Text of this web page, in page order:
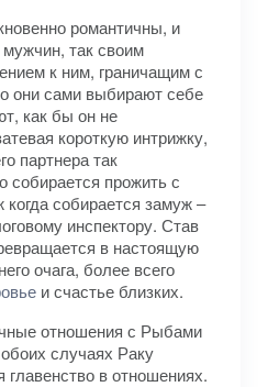
романтичны, и
так своим
к ним, граничащим с
они сами выбирают себе
как бы он не
короткую интрижку,
партнера так
собирается прожить с
собирается замуж –
инспектору. Став
в настоящую
очага, более всего
и счастье близких.
отношения с Рыбами
случаях Раку
главенство в отношениях.